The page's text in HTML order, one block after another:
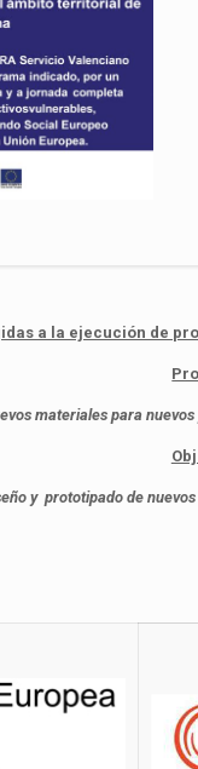
a la ejecución de
materiales para
y prototipado de